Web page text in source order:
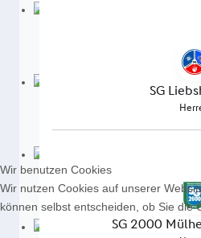
Wir benutzen Cookies
Wir nutzen Cookies auf unserer
können selbst entscheiden, ob Sie die